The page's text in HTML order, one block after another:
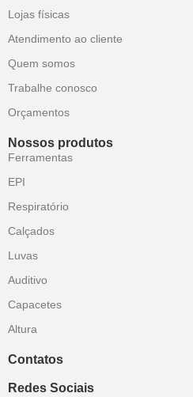
Lojas físicas
Atendimento ao cliente
Quem somos
Trabalhe conosco
Orçamentos
Nossos produtos
Ferramentas
EPI
Respiratório
Calçados
Luvas
Auditivo
Capacetes
Altura
Contatos
Redes Sociais